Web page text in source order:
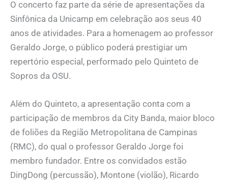
O concerto faz parte da série de apresentações da
Sinfônica da Unicamp em celebração aos seus 40
anos de atividades. Para a homenagem ao professor
Geraldo Jorge, o público poderá prestigiar um
repertório especial, performado pelo Quinteto de
Sopros da OSU.
Além do Quinteto, a apresentação conta com a
participação de membros da City Banda, maior bloco
de foliões da Região Metropolitana de Campinas
(RMC), do qual o professor Geraldo Jorge foi
membro fundador. Entre os convidados estão
DingDong (percussão), Montone (violão), Ricardo